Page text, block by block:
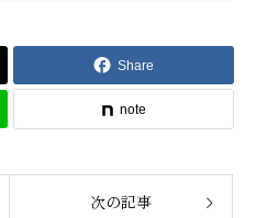
Share
note
次の記事